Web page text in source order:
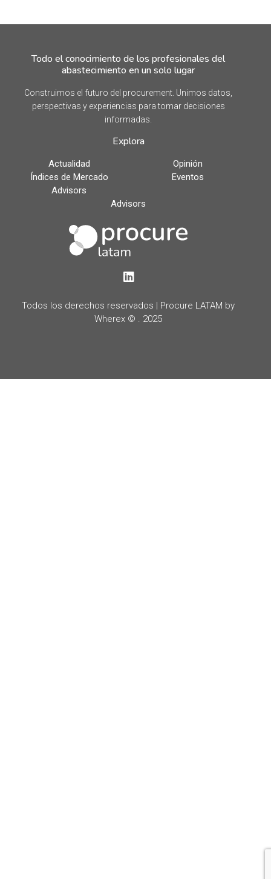
Todo el conocimiento de los profesionales del
abastecimiento en un solo lugar
Construimos el futuro del procurement. Unimos datos,
perspectivas y experiencias para tomar decisiones
informadas.
Explora
Actualidad
Opinión
Índices de Mercado
Eventos
Advisors
Advisors
LinkedIn
Todos los derechos reservados | Procure LATAM by
Wherex © . 2025